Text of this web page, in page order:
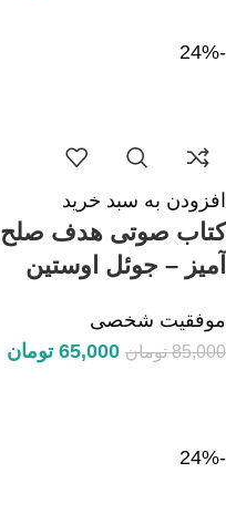
-24%
افزودن به سبد خرید
کتاب صوتی هدف صلح
آمیز – جوئل اوستین
موفقیت شخصی
85,000 تومان 65,000 تومان
-24%